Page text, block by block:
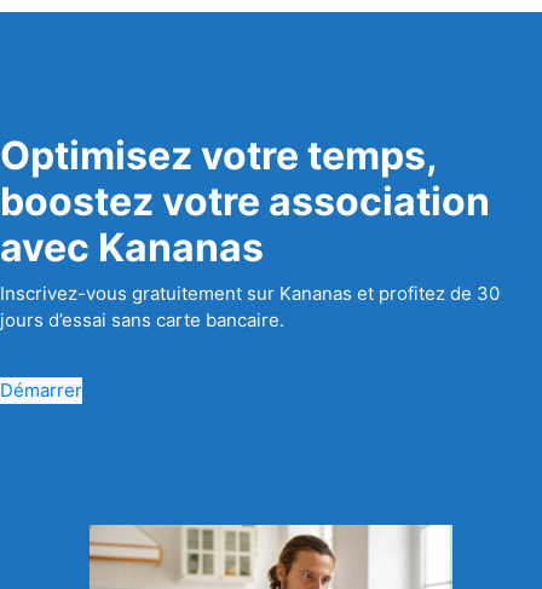
Optimisez votre temps,
boostez votre association
avec Kananas
Inscrivez-vous gratuitement sur Kananas et profitez de 30
jours d’essai sans carte bancaire.
Démarrer